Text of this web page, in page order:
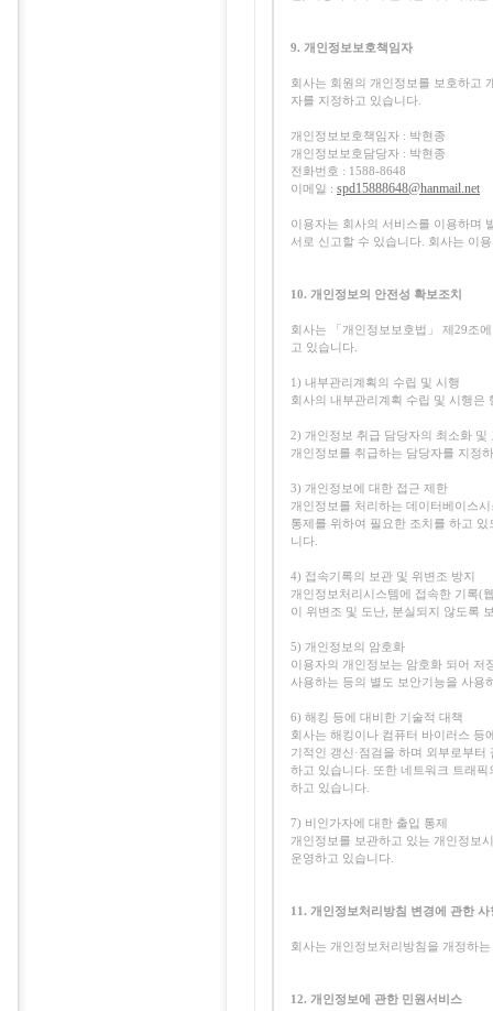
9. 개인정보보호책임자
회사는 회원의 개인정보를 보호하고
자를 지정하고 있습니다.
개인정보보호책임자 : 박현종
개인정보보호담당자 : 박현종
전화번호 : 1588-8648
이메일 : spd15888648@hanmail.net
이용자는 회사의 서비스를 이용하며
서로 신고할 수 있습니다. 회사는 이
10. 개인정보의 안전성 확보조치
회사는 「개인정보보호법」 제29조
고 있습니다.
1) 내부관리계획의 수립 및 시행
회사의 내부관리계획 수립 및 시행은
2) 개인정보 취급 담당자의 최소화 및
개인정보를 취급하는 담당자를 지정
3) 개인정보에 대한 접근 제한
개인정보를 처리하는 데이터베이스
통제를 위하여 필요한 조치를 하고
니다.
4) 접속기록의 보관 및 위변조 방지
개인정보처리시스템에 접속한 기록(
이 위변조 및 도난, 분실되지 않도록
5) 개인정보의 암호화
이용자의 개인정보는 암호화 되어 저
사용하는 등의 별도 보안기능을 사용
6) 해킹 등에 대비한 기술적 대책
회사는 해킹이나 컴퓨터 바이러스 등
기적인 갱신·점검을 하며 외부로부
하고 있습니다. 또한 네트워크 트래
하고 있습니다.
7) 비인가자에 대한 출입 통제
개인정보를 보관하고 있는 개인정보
운영하고 있습니다.
11. 개인정보처리방침 변경에 관한 사
회사는 개인정보처리방침을 개정하
12. 개인정보에 관한 민원서비스